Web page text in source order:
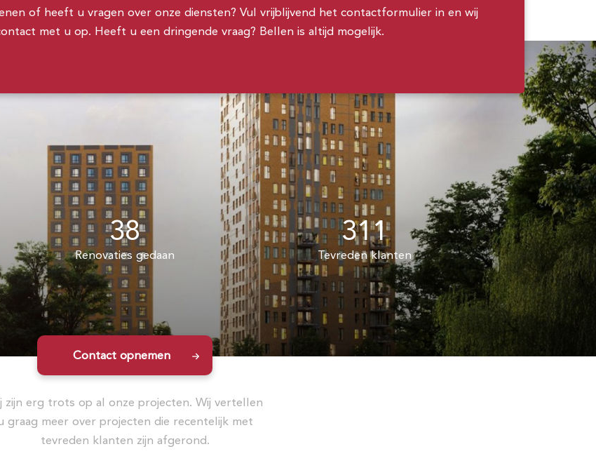
of heeft u vragen over onze diensten? Vul vrijblijvend het contactformulier in en wij
met u op. Heeft u een dringende vraag? Bellen is altijd mogelijk.
38
Renovaties gedaan
311
Tevreden klanten
Contact opnemen
zijn erg trots op al onze projecten. Wij vertellen
graag meer over projecten die recentelijk met
tevreden klanten zijn afgerond.